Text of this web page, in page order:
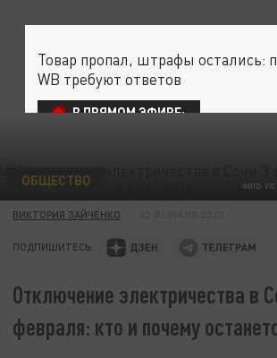
ФОТО:
ОБЩЕСТВО
ВИКТОРИЯ ЗАЙЧЕНКО
ПОДПИШИТЕСЬ:
Отключение электричества в
февраля: кто и почему
Товар пропал, штрафы остались:
WB требуют ответов
В ПРЯМОМ ЭФИРЕ: